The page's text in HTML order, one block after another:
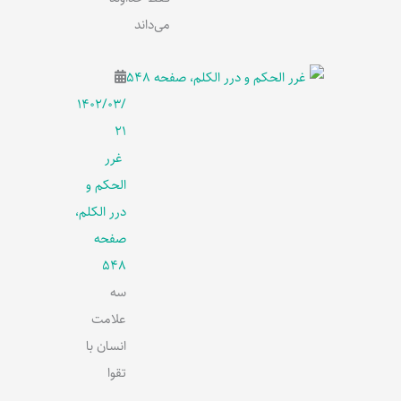
می‌داند
۱۴۰۲/۰۳/
۲۱
غرر
الحکم و
درر الکلم،
صفحه
548
سه
علامت
انسان با
تقوا